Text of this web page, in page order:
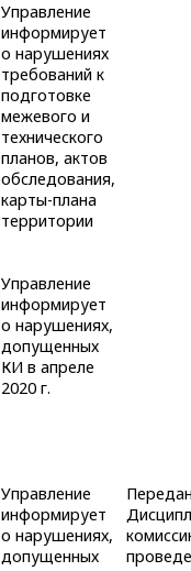
Управление
информирует
о нарушениях
требований к
подготовке
межевого и
технического
планов, актов
обследования,
карты-плана
территории
Управление
информирует
о нарушениях,
допущенных
КИ в апреле
2020 г.
Управление
информирует
о нарушениях,
допущенных